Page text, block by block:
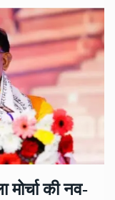
मोर्चा की नव-